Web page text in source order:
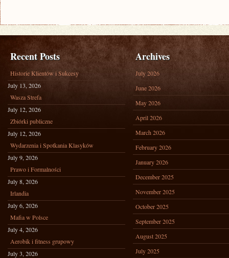
Recent Posts
Historie Klientów i Sukcesy
July 13, 2026
Wasza Strefa
July 12, 2026
Zbiórki publiczne
July 12, 2026
Wydarzenia i Spotkania Klasyków
July 9, 2026
Prawo i Formalności
July 8, 2026
Irlandia
July 6, 2026
Mafia w Polsce
July 4, 2026
Aerobik i fitness grupowy
July 3, 2026
Archives
July 2026
June 2026
May 2026
April 2026
March 2026
February 2026
January 2026
December 2025
November 2025
October 2025
September 2025
August 2025
July 2025